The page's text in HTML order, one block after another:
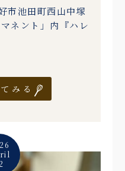
市池田町西山中塚
ネント」内『ハレ
みる